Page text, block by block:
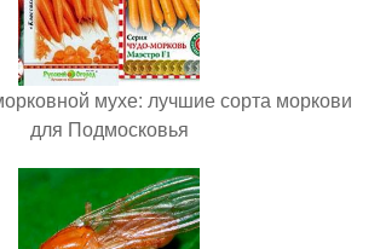
мухе: лучшие сорта моркови
для Подмосковья